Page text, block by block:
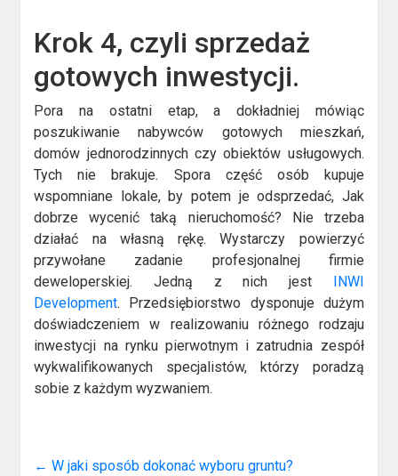
Krok 4, czyli sprzedaż
gotowych inwestycji.
Pora na ostatni etap, a dokładniej mówiąc
poszukiwanie nabywców gotowych mieszkań,
domów jednorodzinnych czy obiektów usługowych.
Tych nie brakuje. Spora część osób kupuje
wspomniane lokale, by potem je odsprzedać, Jak
dobrze wycenić taką nieruchomość? Nie trzeba
działać na własną rękę. Wystarczy powierzyć
przywołane zadanie profesjonalnej firmie
deweloperskiej. Jedną z nich jest
INWI
Development. Przedsiębiorstwo dysponuje dużym
doświadczeniem w realizowaniu różnego rodzaju
inwestycji na rynku pierwotnym i zatrudnia zespół
wykwalifikowanych specjalistów, którzy poradzą
sobie z każdym wyzwaniem.
← W jaki sposób dokonać wyboru gruntu?